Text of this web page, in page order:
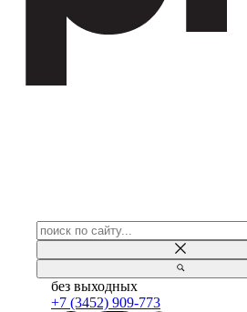
без выходных
+7 (3452) 909-773